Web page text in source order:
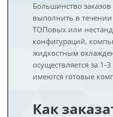
Большинство
выполнить в
ТОПовых или
конфигураций,
жидкостным
осуществляется за 1-
имеются готовые
Как